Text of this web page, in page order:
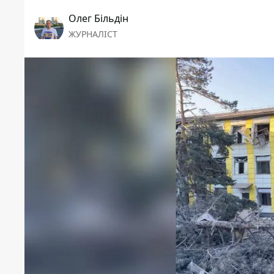
Олег Більдін
ЖУРНАЛІСТ